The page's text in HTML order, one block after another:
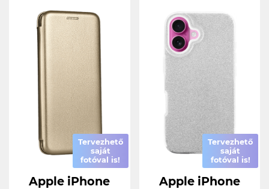
Tervezhető
saját
fotóval is!
Apple iPhone
Tervezhető
saját
fotóval is!
Apple iPhone